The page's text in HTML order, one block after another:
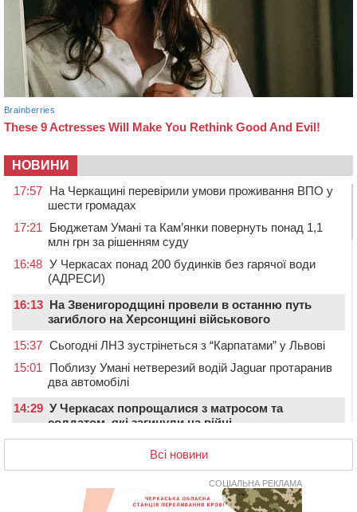
НОВИНИ
17:57 На Черкащині перевірили умови проживання ВПО у
шести громадах
17:21
Бюджетам Умані та Кам’янки повернуть понад 1,1
млн грн за рішенням суду
16:48 У Черкасах понад 200 будинків без гарячої води
(АДРЕСИ)
16:13 На Звенигородщині провели в останню путь
загиблого на Херсонщині військового
15:37 Сьогодні ЛНЗ зустрінеться з “Карпатами” у Львові
15:01
Поблизу Умані нетверезий водій Jaguar протаранив
два автомобілі
14:29 У Черкасах попрощалися з матросом та
солдатом, які загинули на війні
У Жашкові чоловік погрожував людям гранатою і
зберігав вдома схрон боєприпасів
У Черкасах екологи виявили скид забрудненої рідини
в Дніпро
Всі новини
СОЦІАЛЬНА РЕКЛАМА